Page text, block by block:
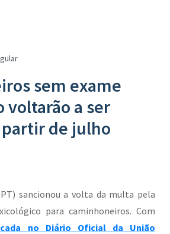
sem exame
voltarão a ser
de julho
sancionou a volta da multa pela
para caminhoneiros. Com
no Diário Oficial da União